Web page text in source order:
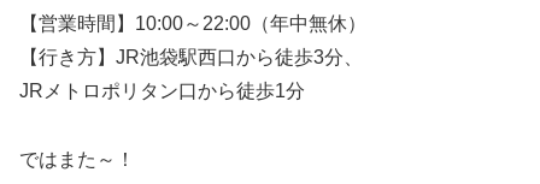
【営業時間】10:00～22:00（年中無休）
【行き方】JR池袋駅西口から徒歩3分、
JRメトロポリタン口から徒歩1分
ではまた～！